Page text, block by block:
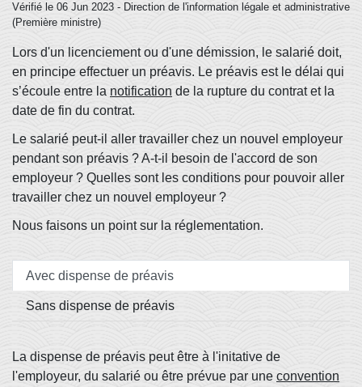
Vérifié le 06 Jun 2023 - Direction de l'information légale et administrative
(Première ministre)
Lors d'un licenciement ou d'une démission, le salarié doit,
en principe effectuer un préavis. Le préavis est le délai qui
s’écoule entre la notification de la rupture du contrat et la
date de fin du contrat.
Le salarié peut-il aller travailler chez un nouvel employeur
pendant son préavis ? A-t-il besoin de l'accord de son
employeur ? Quelles sont les conditions pour pouvoir aller
travailler chez un nouvel employeur ?
Nous faisons un point sur la réglementation.
Avec dispense de préavis
Sans dispense de préavis
La dispense de préavis peut être à l'initative de
l'employeur, du salarié ou être prévue par une convention